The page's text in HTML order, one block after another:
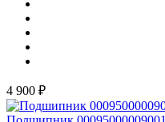
4 900 ₽